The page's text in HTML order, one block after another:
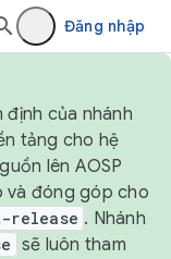
Đăng nhập
của nhánh
tảng cho hệ
lên AOSP
và đóng góp cho
release . Nhánh
sẽ luôn tham